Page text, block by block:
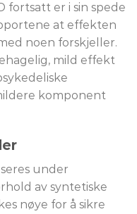
fortsatt er i sin spede
at effekten
noen forskjeller.
mild effekt
komponent
under
av syntetiske
nøye for å sikre